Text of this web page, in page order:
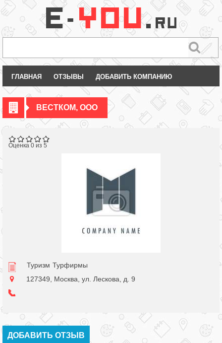
ГЛАВНАЯ ОТЗЫВЫ ДОБАВИТЬ КОМПАНИЮ
ВЕСТКОМ, ООО
Оценка 0 из 5
Туризм Турфирмы
127349, Москва, ул. Лескова, д. 9
ДОБАВИТЬ ОТЗЫВ